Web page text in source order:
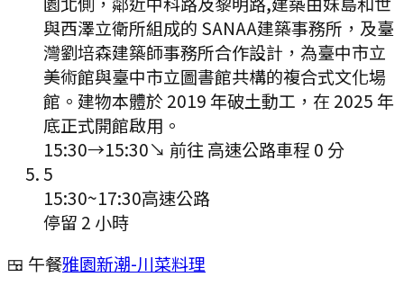
與西澤立衛所組成的 SANAA建築事務所，及臺
灣劉培森建築師事務所合作設計，為臺中市立
美術館與臺中市立圖書館共構的複合式文化場
館。建物本體於 2019 年破土動工，在 2025 年
底正式開館啟用。
15:30→15:30↘ 前往 高速公路車程 0 分
5
15:30~17:30高速公路
停留 2 小時
🍱 午餐雅園新潮-川菜料理